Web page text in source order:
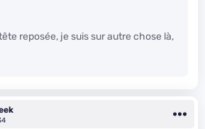
reposée, je suis sur autre chose là,